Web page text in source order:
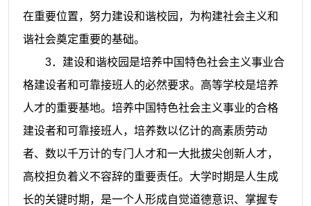
在重要位置，努力建设和谐校园，为构建社会主义和
谐社会奠定重要的基础。
3．建设和谐校园是培养中国特色社会主义事业合
格建设者和可靠接班人的必然要求。高等学校是培养
人才的重要基地。培养中国特色社会主义事业的合格
建设者和可靠接班人，培养数以亿计的高素质劳动
者、数以千万计的专门人才和一大批拔尖创新人才，
高校担负着义不容辞的重要责任。大学时期是人生成
长的关键时期，是一个人形成自觉道德意识、掌握专